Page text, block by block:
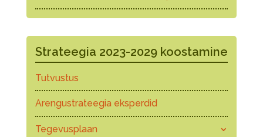
Strateegia 2023-2029 koostamine
Tutvustus
Arengustrateegia eksperdid
Tegevusplaan